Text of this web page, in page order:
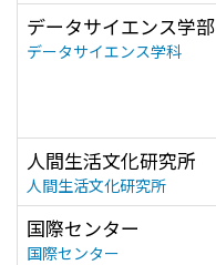
データサイエンス学部
データサイエンス学科
人間生活文化研究所
人間生活文化研究所
国際センター
国際センター